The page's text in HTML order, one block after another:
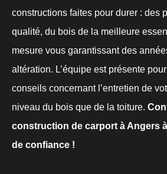
constructions faites pour durer : des
qualité, du bois de la meilleure
mesure vous garantissant des
altération. L’équipe est présente
conseils concernant l’entretien de
niveau du bois que de la toiture.
construction de carport à Angers
de confiance !